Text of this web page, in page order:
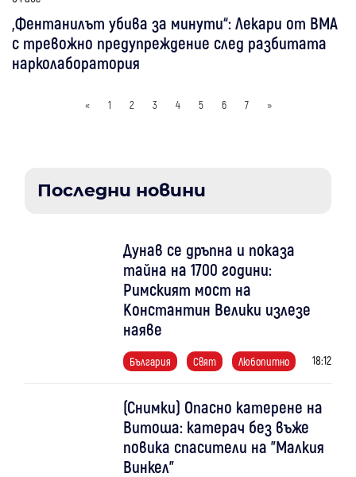
„Фентанилът убива за минути“: Лекари от ВМА
с тревожно предупреждение след разбитата
нарколаборатория
« 1 2 3 4 5 6 7 »
Последни новини
Дунав се дръпна и показа
тайна на 1700 години:
Римският мост на
Константин Велики излезе
наяве
България Свят Любопитно 18:12
(Снимки) Опасно катерене на
Витоша: катерач без въже
повика спасители на "Малкия
Винкел"